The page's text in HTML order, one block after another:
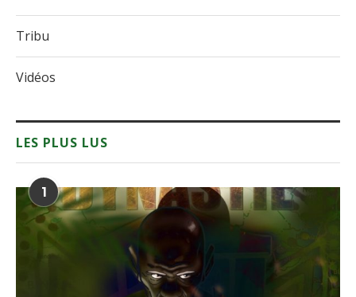
Tribu
Vidéos
LES PLUS LUS
1